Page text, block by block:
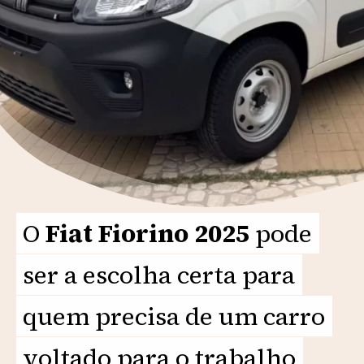
OFiat Fiorino 2025 pode
ser a escolha certa para
quem precisa de um carro
OFiat Fiorino 2025 pode
ser a escolha certa para
quem precisa de um carro